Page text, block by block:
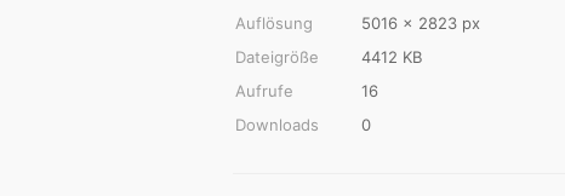
Auflösung
5016 × 2823 px
Dateigröße
4412 KB
Aufrufe
16
Downloads
0